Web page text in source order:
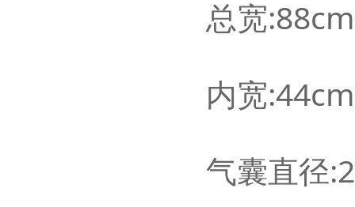
总宽:88cm
内宽:44cm
气囊直径